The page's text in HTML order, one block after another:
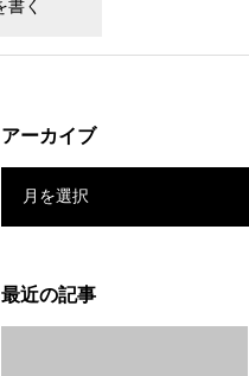
アーカイブ
月を選択
最近の記事